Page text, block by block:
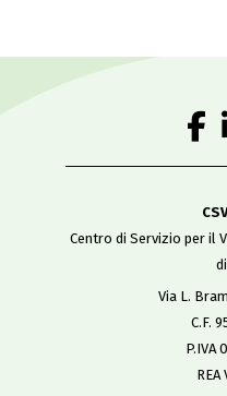
Centro di Servizio per il
Via L.
C.F.
P.IVA
REA